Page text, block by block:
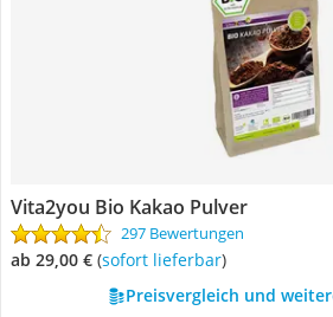
Vita2you Bio Kakao Pulver
297 Bewertungen
ab 29,00 € ( Sofort lieferbar)
Preisvergleich und